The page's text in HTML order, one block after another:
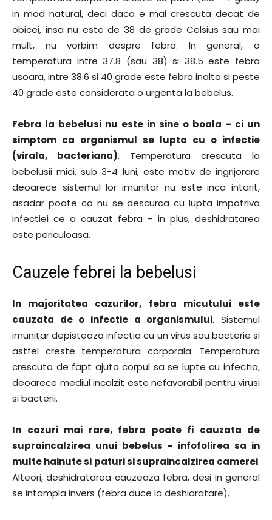
in mod natural, deci daca e mai crescuta decat de
obicei, insa nu este de 38 de grade Celsius sau mai
mult, nu vorbim despre febra. In general, o
temperatura intre 37.8 (sau 38) si 38.5 este febra
usoara, intre 38.6 si 40 grade este febra inalta si peste
40 grade este considerata o urgenta la bebelus.
Febra la bebelusi nu este in sine o boala – ci un
simptom ca organismul se lupta cu o infectie
(virala, bacteriana). Temperatura crescuta la
bebelusii mici, sub 3-4 luni, este motiv de ingrijorare
deoarece sistemul lor imunitar nu este inca intarit,
asadar poate ca nu se descurca cu lupta impotriva
infectiei ce a cauzat febra – in plus, deshidratarea
este periculoasa.
Cauzele febrei la bebelusi
In majoritatea cazurilor, febra micutului este
cauzata de o infectie a organismului. Sistemul
imunitar depisteaza infectia cu un virus sau bacterie si
astfel creste temperatura corporala. Temperatura
crescuta de fapt ajuta corpul sa se lupte cu infectia,
deoarece mediul incalzit este nefavorabil pentru virusi
si bacterii.
In cazuri mai rare, febra poate fi cauzata de
supraincalzirea unui bebelus – infofolirea sa in
multe hainute si paturi si supraincalzirea camerei.
Alteori, deshidratarea cauzeaza febra, desi in general
se intampla invers (febra duce la deshidratare).